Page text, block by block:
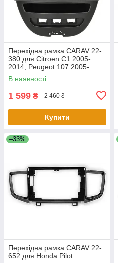
Перехідна рамка CARAV 22-
380 для Citroen C1 2005-
2014, Peugeot 107 2005-
2014, Toyota Aygo 2005-2014
В наявності
1 599 ₴ 2 460 ₴
Купити
–33%
Перехідна рамка CARAV 22-
652 для Honda Pilot